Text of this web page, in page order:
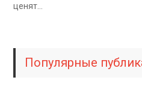
ценят…
Популярные